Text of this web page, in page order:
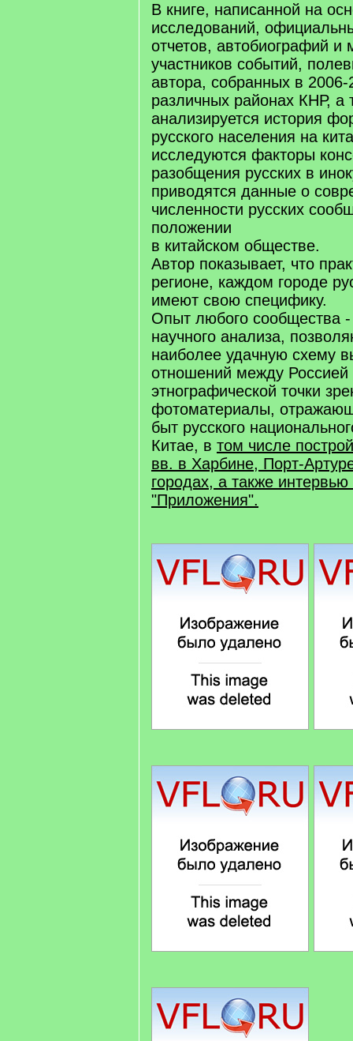
В книге, написанной на
исследований,
отчетов, автобиографий и
участников событий,
автора, собранных в 2006-
различных районах КНР, а
анализируется история
русского населения на
исследуются факторы
разобщения русских в
приводятся данные о
численности русских
положении
в китайском обществе.
Автор показывает, что
регионе, каждом городе
имеют свою специфику.
Опыт любого сообщества
научного анализа,
наиболее удачную схему
отношений между
этнографической точки
фотоматериалы,
быт русского
Китае, в том числе
вв. в Харбине, Порт-
городах, а также
"Приложения".